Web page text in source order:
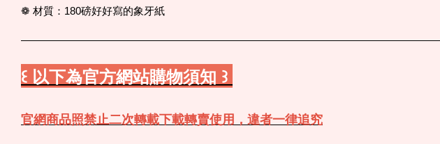
❁ 材質：180磅好好寫的象牙紙
꒰ 以下為官方網站購物須知 ꒱
官網商品照禁止二次轉載下載轉賣使用，違者一律追究